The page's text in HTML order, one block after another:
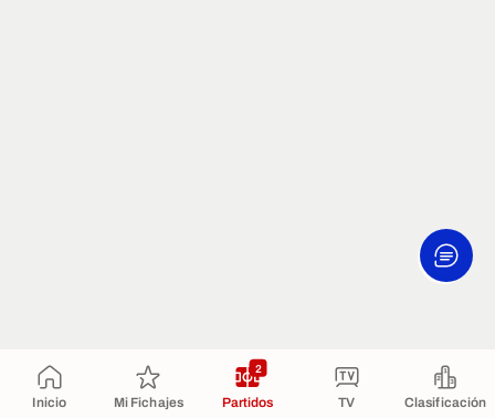
Inicio Mi Fichajes Partidos
2
TV Clasificación